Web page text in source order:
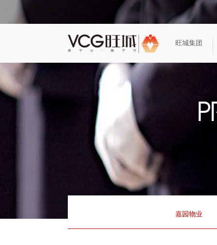
旺城集团
企业介绍 旺城历程
地产开发 工程项目
嘉园风采
新闻动态
嘉园物业